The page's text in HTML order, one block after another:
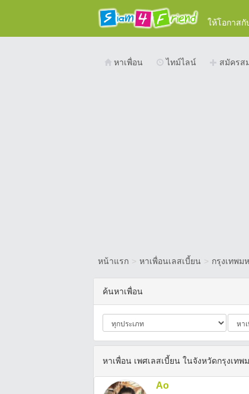
ให้โอกาส
หาเพื่อน ไทม์ไลน์ สมัครส
หน้าแรก > หาเพื่อนเลสเบี้ยน > กรุงเทพม
ค้นหาเพื่อน
หาเพื่อน เพศเลสเบี้ยน ในจังหวัดกรุงเทพ
Ao